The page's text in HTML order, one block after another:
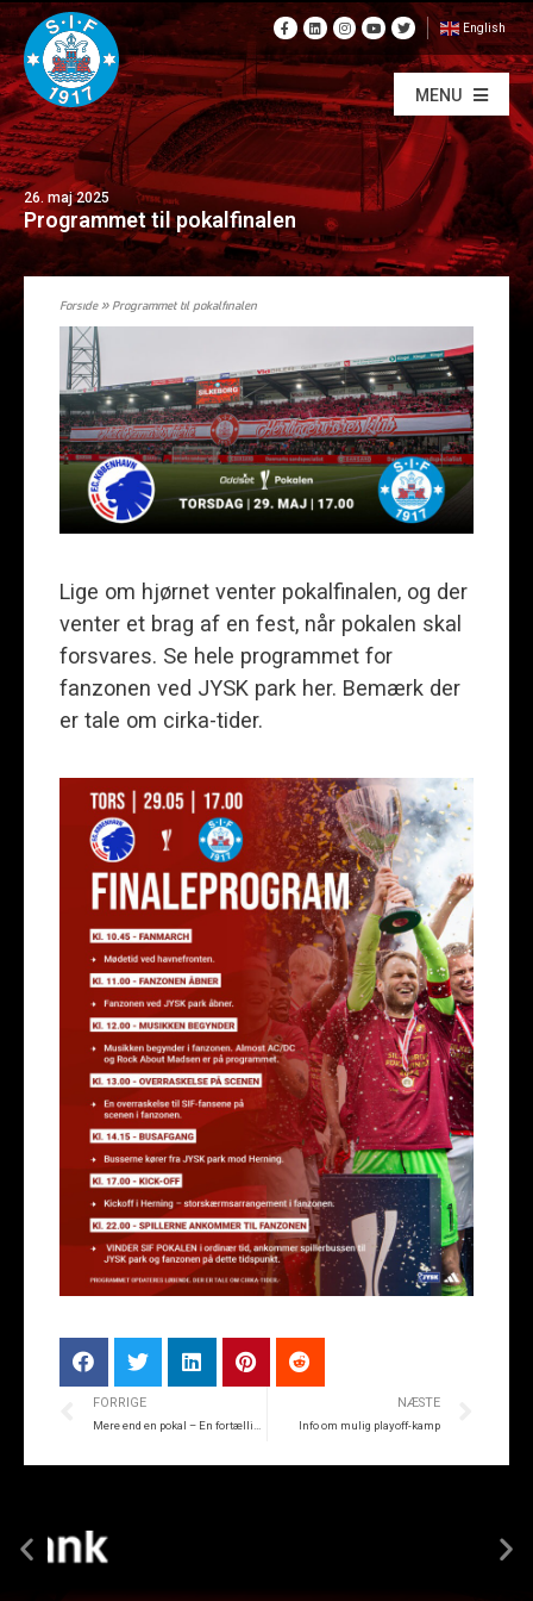
English
MENU
26. maj 2025
Programmet til pokalfinalen
Forside»Programmet til pokalfinalen
Lige om hjørnet venter pokalfinalen, og der
venter et brag af en fest, når pokalen skal
forsvares. Se hele programmet for
fanzonen ved JYSK park her. Bemærk der
er tale om cirka-tider.
FORRIGE NÆSTE
Info om mulig playoff-kamp